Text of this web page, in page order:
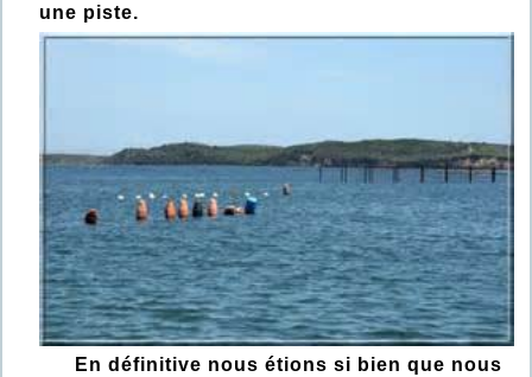
une piste.
En définitive nous étions si bien que nous